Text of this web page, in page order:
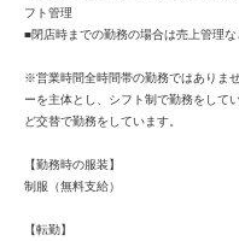
フト管理
■閉店時までの勤務の場合は売上管理
※営業時間全時間帯の勤務ではありま
ーを主体とし、シフト制で勤務をして
ど交替で勤務をしています。
【勤務時の服装】
制服（無料支給）
【転勤】